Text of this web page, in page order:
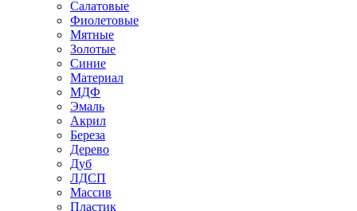
Салатовые
Фиолетовые
Мятные
Золотые
Синие
Материал
МДФ
Эмаль
Акрил
Береза
Дерево
Дуб
ЛДСП
Массив
Пластик